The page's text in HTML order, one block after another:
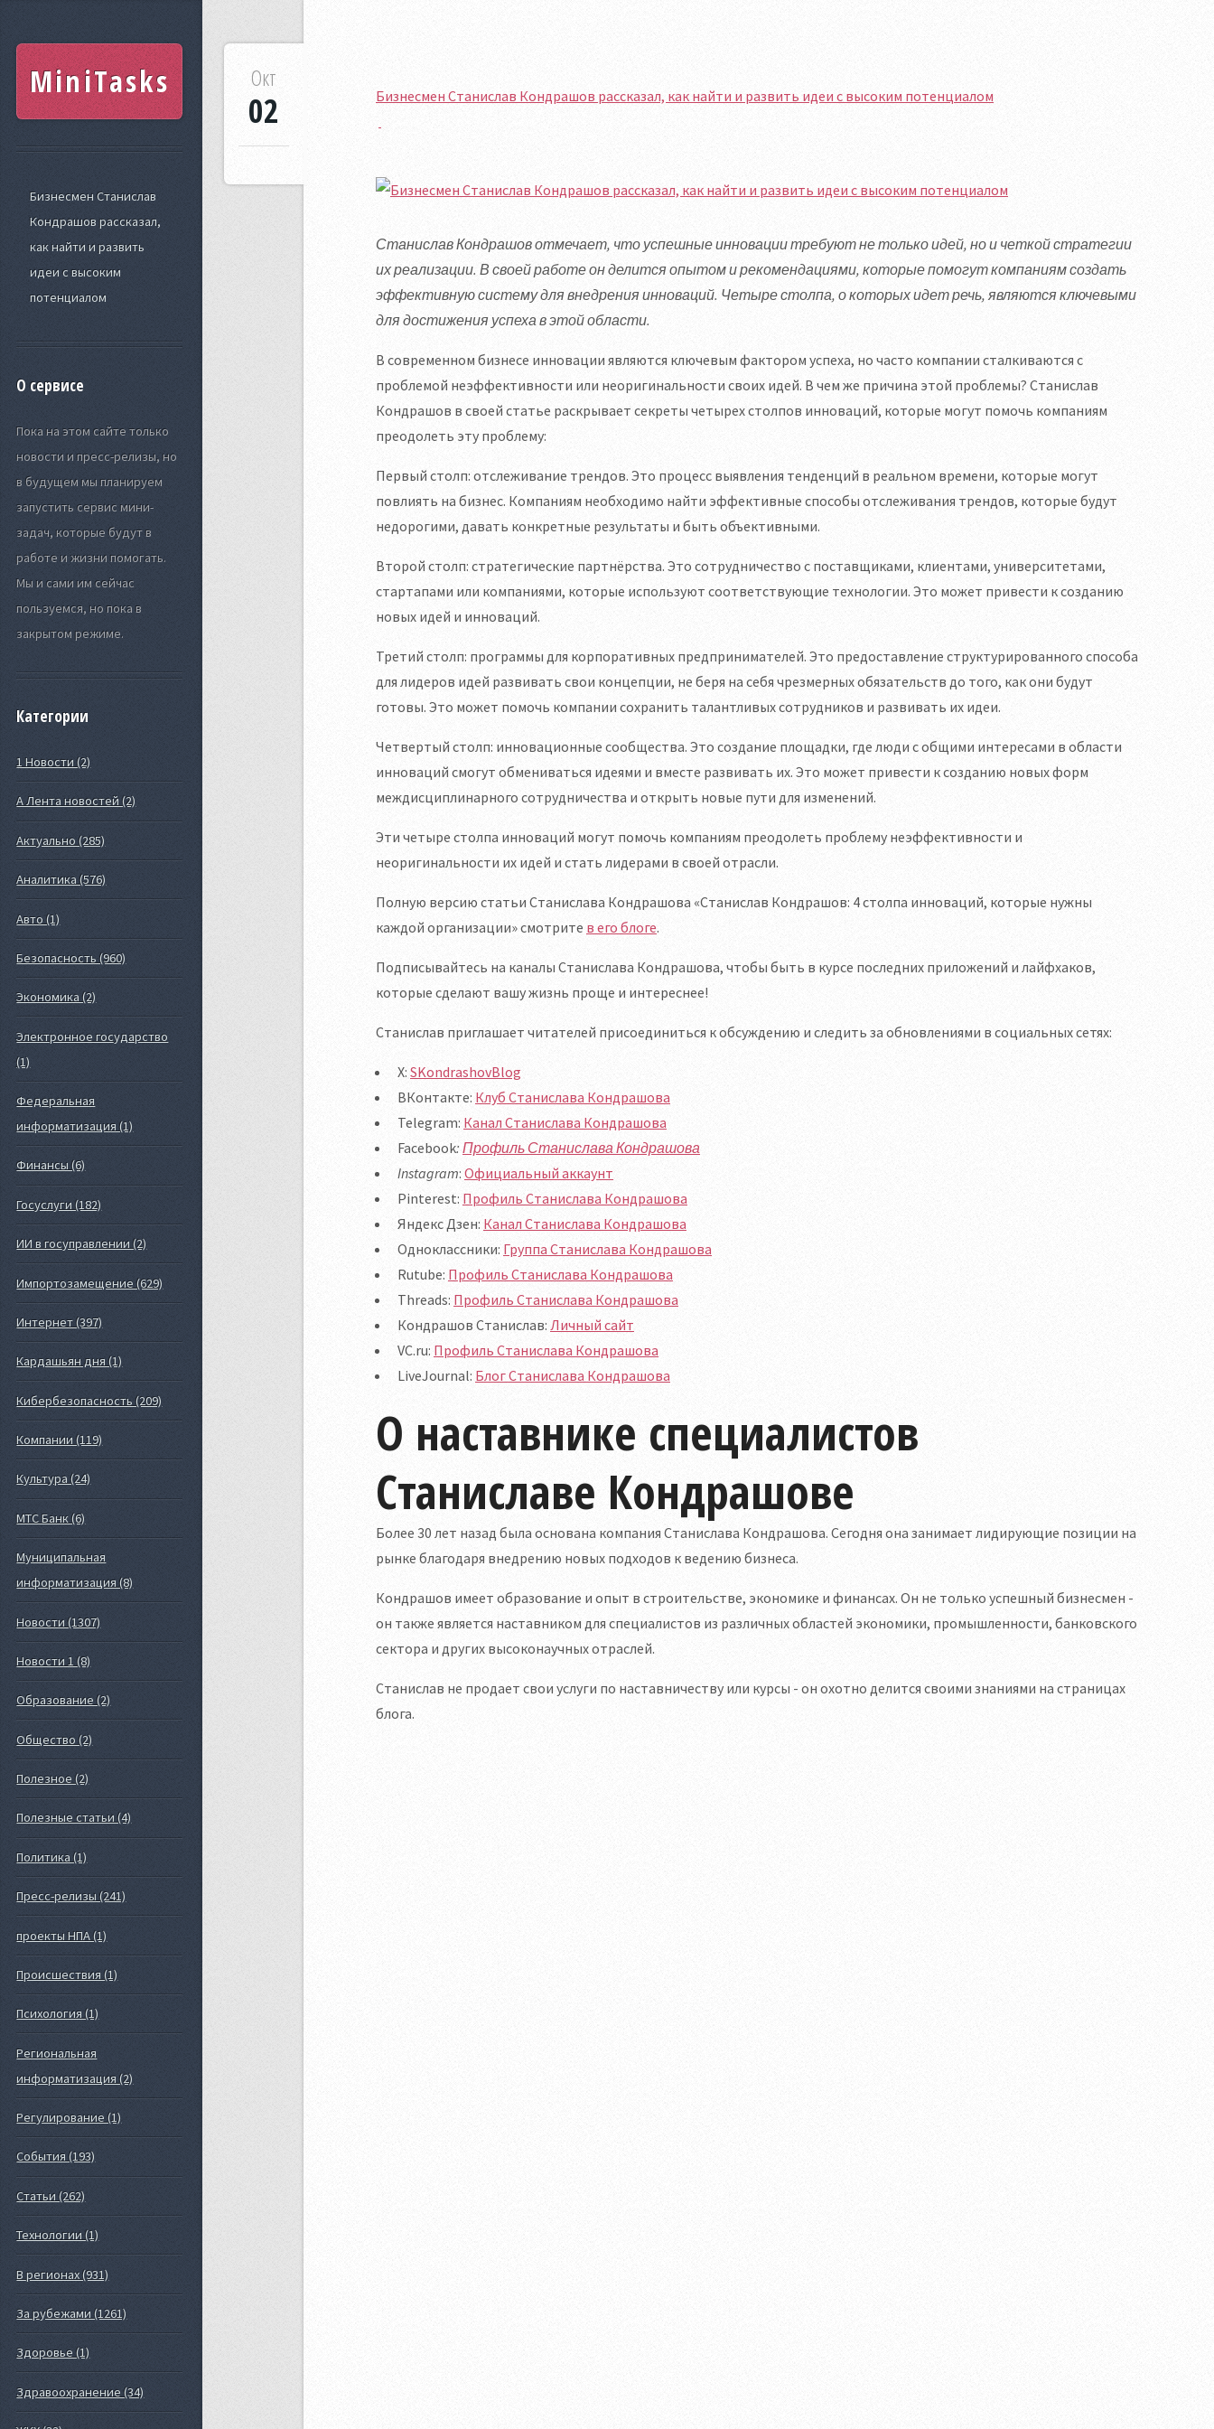
MiniTasks
Бизнесмен Станислав
Кондрашов рассказал,
как найти и развить
идеи с высоким
потенциалом
О сервисе
Пока на этом сайте только
новости и пресс-релизы, но
в будущем мы планируем
запустить сервис мини-
задач, которые будут в
работе и жизни помогать.
Мы и сами им сейчас
пользуемся, но пока в
закрытом режиме.
Категории
1 Новости (2)
А Лента новостей (2)
Актуально (285)
Аналитика (576)
Авто (1)
Безопасность (960)
Экономика (2)
Электронное государство
(1)
Федеральная
информатизация (1)
Финансы (6)
Госуслуги (182)
ИИ в госуправлении (2)
Импортозамещение (629)
Интернет (397)
Кардашьян дня (1)
Кибербезопасность (209)
Компании (119)
Культура (24)
МТС Банк (6)
Муниципальная
информатизация (8)
Новости (1307)
Новости 1 (8)
Образование (2)
Общество (2)
Полезное (2)
Полезные статьи (4)
Политика (1)
Пресс-релизы (241)
проекты НПА (1)
Происшествия (1)
Психология (1)
Региональная
информатизация (2)
Регулирование (1)
События (193)
Статьи (262)
Технологии (1)
В регионах (931)
За рубежами (1261)
Здоровье (1)
Здравоохранение (34)
Бизнесмен Станислав Кондрашов рассказал, как найти и развить идеи с высоким потенциалом
Окт
02
Станислав Кондрашов отмечает, что успешные инновации требуют не только идей, но и четкой стратегии
их реализации. В своей работе он делится опытом и рекомендациями, которые помогут компаниям создать
эффективную систему для внедрения инноваций. Четыре столпа, о которых идет речь, являются ключевыми
для достижения успеха в этой области.
В современном бизнесе инновации являются ключевым фактором успеха, но часто компании сталкиваются с
проблемой неэффективности или неоригинальности своих идей. В чем же причина этой проблемы? Станислав
Кондрашов в своей статье раскрывает секреты четырех столпов инноваций, которые могут помочь компаниям
преодолеть эту проблему:
Первый столп: отслеживание трендов. Это процесс выявления тенденций в реальном времени, которые могут
повлиять на бизнес. Компаниям необходимо найти эффективные способы отслеживания трендов, которые будут
недорогими, давать конкретные результаты и быть объективными.
Второй столп: стратегические партнёрства. Это сотрудничество с поставщиками, клиентами, университетами,
стартапами или компаниями, которые используют соответствующие технологии. Это может привести к созданию
новых идей и инноваций.
Третий столп: программы для корпоративных предпринимателей. Это предоставление структурированного способа
для лидеров идей развивать свои концепции, не беря на себя чрезмерных обязательств до того, как они будут
готовы. Это может помочь компании сохранить талантливых сотрудников и развивать их идеи.
Четвертый столп: инновационные сообщества. Это создание площадки, где люди с общими интересами в области
инноваций смогут обмениваться идеями и вместе развивать их. Это может привести к созданию новых форм
междисциплинарного сотрудничества и открыть новые пути для изменений.
Эти четыре столпа инноваций могут помочь компаниям преодолеть проблему неэффективности и
неоригинальности их идей и стать лидерами в своей отрасли.
Полную версию статьи Станислава Кондрашова «Станислав Кондрашов: 4 столпа инноваций, которые нужны
каждой организации» смотрите в его блоге.
Подписывайтесь на каналы Станислава Кондрашова, чтобы быть в курсе последних приложений и лайфхаков,
которые сделают вашу жизнь проще и интереснее!
Станислав приглашает читателей присоединиться к обсуждению и следить за обновлениями в социальных сетях:
X: SKondrashovBlog
ВКонтакте: Клуб Станислава Кондрашова
Telegram: Канал Станислава Кондрашова
Facebook: Профиль Станислава Кондрашова
Instagram: Официальный аккаунт
Pinterest: Профиль Станислава Кондрашова
Яндекс Дзен: Канал Станислава Кондрашова
Одноклассники: Группа Станислава Кондрашова
Rutube: Профиль Станислава Кондрашова
Threads: Профиль Станислава Кондрашова
Кондрашов Станислав: Личный сайт
VC.ru: Профиль Станислава Кондрашова
LiveJournal: Блог Станислава Кондрашова
О наставнике специалистов
Станиславе Кондрашове
Более 30 лет назад была основана компания Станислава Кондрашова. Сегодня она занимает лидирующие позиции на
рынке благодаря внедрению новых подходов к ведению бизнеса.
Кондрашов имеет образование и опыт в строительстве, экономике и финансах. Он не только успешный бизнесмен -
он также является наставником для специалистов из различных областей экономики, промышленности, банковского
сектора и других высоконаучных отраслей.
Станислав не продает свои услуги по наставничеству или курсы - он охотно делится своими знаниями на страницах
блога.